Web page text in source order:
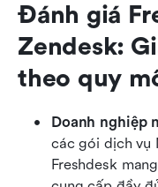
Đánh giá
Zendesk:
theo quy
Doanh nghiệp
các gói dịch vụ
Freshdesk